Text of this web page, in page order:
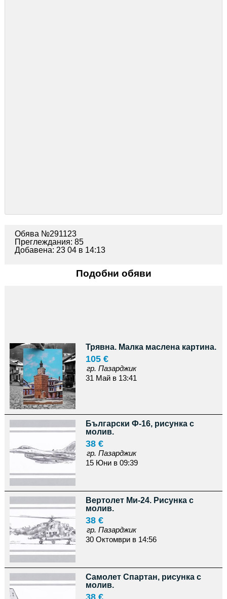
Обява №291123
Преглеждания: 85
Добавена: 23 04 в 14:13
Подобни обяви
Трявна. Малка маслена картина.
105 €
гр. Пазарджик
31 Май в 13:41
Български Ф-16, рисунка с
молив.
38 €
гр. Пазарджик
15 Юни в 09:39
Вертолет Ми-24. Рисунка с
молив.
38 €
гр. Пазарджик
30 Октомври в 14:56
Самолет Спартан, рисунка с
молив.
38 €